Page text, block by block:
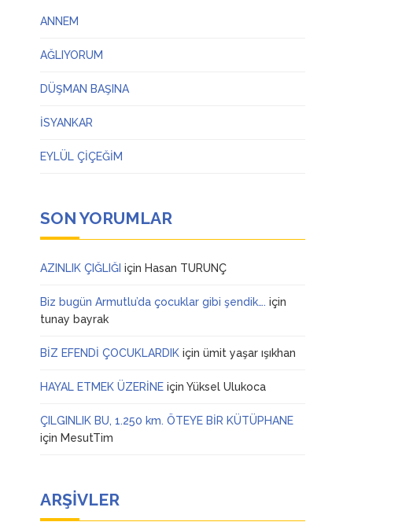
ANNEM
AĞLIYORUM
DÜŞMAN BAŞINA
İSYANKAR
EYLÜL ÇİÇEĞİM
SON YORUMLAR
AZINLIK ÇIĞLIĞI için Hasan TURUNÇ
Biz bugün Armutlu’da çocuklar gibi şendik…. için
tunay bayrak
BİZ EFENDİ ÇOCUKLARDIK içinümit yaşar ışıkhan
HAYAL ETMEK ÜZERİNE içinYüksel Ulukoca
ÇILGINLIK BU, 1.250 km. ÖTEYE BİR KÜTÜPHANE
için MesutTim
ARŞIVLER